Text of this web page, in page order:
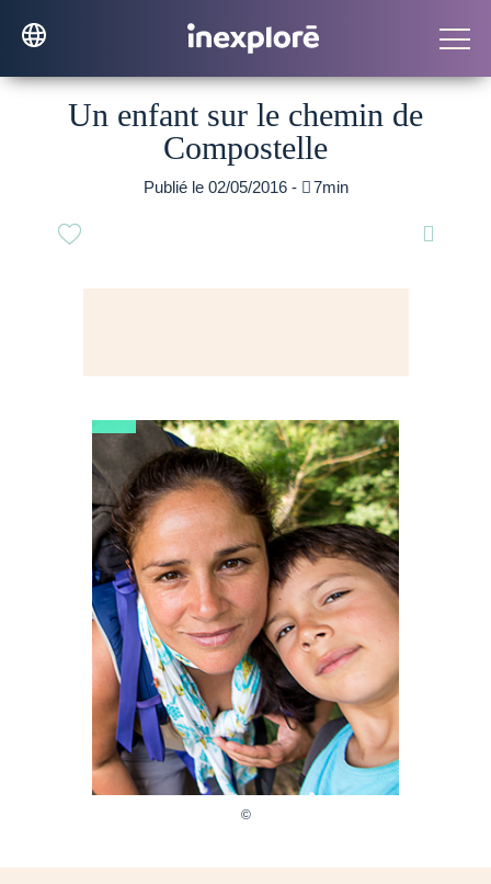
Un enfant sur le chemin de
Compostelle
Publié le 02/05/2016 - 7min
